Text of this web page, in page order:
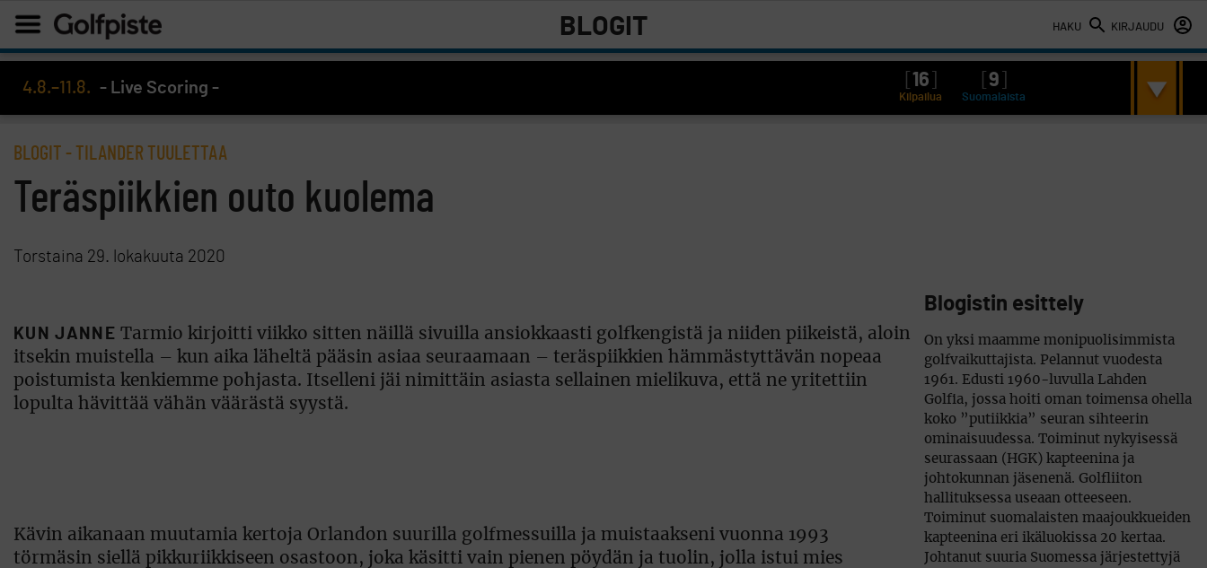
HAKU KIRJAUDU
BLOGIT
4.8.–11.8. - Live Scoring - 16 9
Kilpailua Suomalaista
BLOGIT - TILANDER TUULETTAA
Teräspiikkien outo kuolema
Torstaina 29. lokakuuta 2020
KUN JANNE Tarmio kirjoitti viikko sitten näillä sivuilla ansiokkaasti golfkengistä ja niiden piikeistä, aloin
itsekin muistella – kun aika läheltä pääsin asiaa seuraamaan – teräspiikkien hämmästyttävän nopeaa
poistumista kenkiemme pohjasta. Itselleni jäi nimittäin asiasta sellainen mielikuva, että ne yritettiin
lopulta hävittää vähän väärästä syystä.
Kävin aikanaan muutamia kertoja Orlandon suurilla golfmessuilla ja muistaakseni vuonna 1993
törmäsin siellä pikkuriikkiseen osastoon, joka käsitti vain pienen pöydän ja tuolin, jolla istui mies
Blogistin esittely
On yksi maamme monipuolisimmista
golfvaikuttajista. Pelannut vuodesta
1961. Edusti 1960-luvulla Lahden
Golfia, jossa hoiti oman toimensa ohella
koko ”putiikkia” seuran sihteerin
ominaisuudessa. Toiminut nykyisessä
seurassaan (HGK) kapteenina ja
johtokunnan jäsenenä. Golfliiton
hallituksessa useaan otteeseen.
Toiminut suomalaisten maajoukkueiden
kapteenina eri ikäluokissa 20 kertaa.
Johtanut suuria Suomessa järjestettyjä